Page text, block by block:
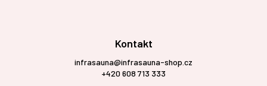
Kontakt
infrasauna@infrasauna-shop.cz
+420 608 713 333